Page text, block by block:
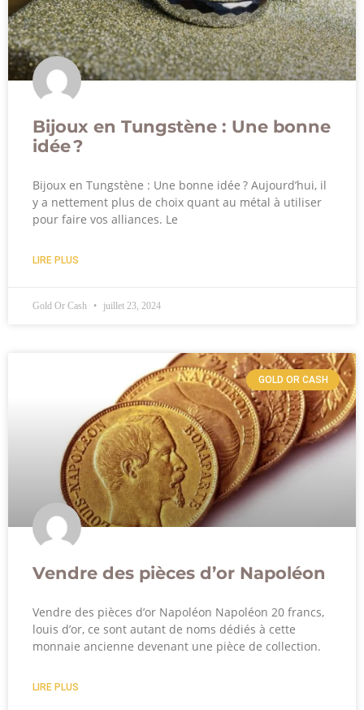
Bijoux en Tungstène : Une bonne
idée ?
Bijoux en Tungstène : Une bonne idée ? Aujourd’hui, il
y a nettement plus de choix quant au métal à utiliser
pour faire vos alliances. Le
LIRE PLUS
Gold Or Cash juillet 23, 2024
GOLD OR CASH
Vendre des pièces d’or Napoléon
Vendre des pièces d’or Napoléon Napoléon 20 francs,
louis d’or, ce sont autant de noms dédiés à cette
monnaie ancienne devenant une pièce de collection.
LIRE PLUS